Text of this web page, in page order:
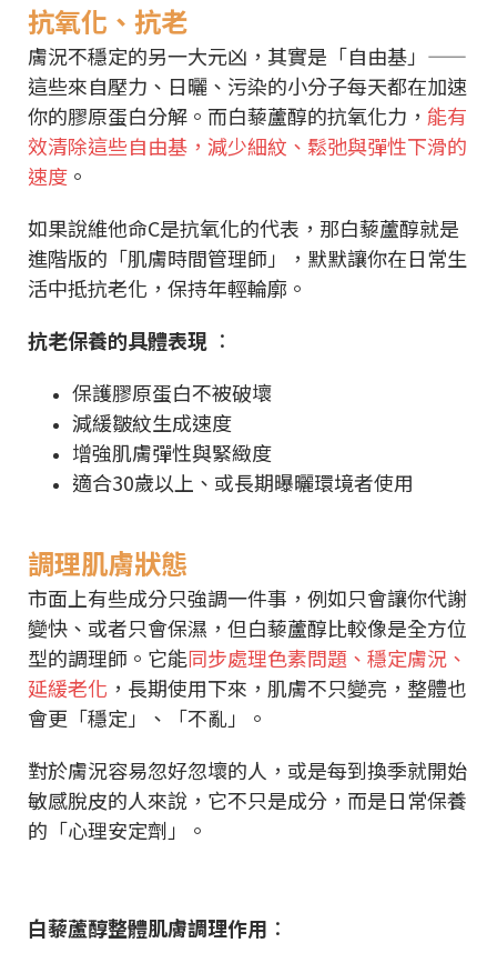
抗氧化、抗老
膚況不穩定的另一大元凶，其實是「自由基」——
這些來自壓力、日曬、污染的小分子每天都在加速
你的膠原蛋白分解。而白藜蘆醇的抗氧化力， 能有
效清除這些自由基，減少細紋、鬆弛與彈性下滑的
速度 。
如果說維他命C是抗氧化的代表，那白藜蘆醇就是
進階版的「肌膚時間管理師」，默默讓你在日常生
活中抵抗老化，保持年輕輪廓。
抗老保養的具體表現 ：
保護膠原蛋白不被破壞
減緩皺紋生成速度
增強肌膚彈性與緊緻度
適合30歲以上、或長期曝曬環境者使用
調理肌膚狀態
市面上有些成分只強調一件事，例如只會讓你代謝
變快、或者只會保濕，但白藜蘆醇比較像是全方位
型的調理師。它能同步處理色素問題、穩定膚況、
延緩老化 ，長期使用下來，肌膚不只變亮，整體也
會更「穩定」、「不亂」。
對於膚況容易忽好忽壞的人，或是每到換季就開始
敏感脫皮的人來說，它不只是成分，而是日常保養
的「心理安定劑」。
白藜蘆醇整體肌膚調理作用 ：